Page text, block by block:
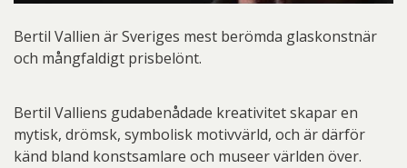
Bertil Vallien är Sveriges mest berömda glaskonstnär
och mångfaldigt prisbelönt.
Bertil Valliens gudabenådade kreativitet skapar en
mytisk, drömsk, symbolisk motivvärld, och är därför
känd bland konstsamlare och museer världen över.